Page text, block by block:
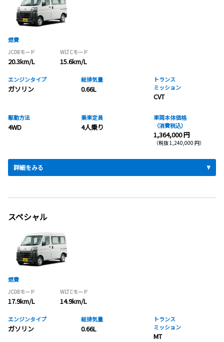
燃費
JC08モード
20.3km/L
WLTCモード
15.6km/L
エンジンタイプ
ガソリン
総排気量
0.66L
トランス
ミッション
CVT
駆動方法
4WD
乗車定員
4人乗り
車両本体価格
（消費税込）
1,364,000 円
（税抜 1,240,000 円）
詳細をみる
スペシャル
燃費
JC08モード
17.9km/L
WLTCモード
14.9km/L
エンジンタイプ
ガソリン
総排気量
0.66L
トランス
ミッション
MT